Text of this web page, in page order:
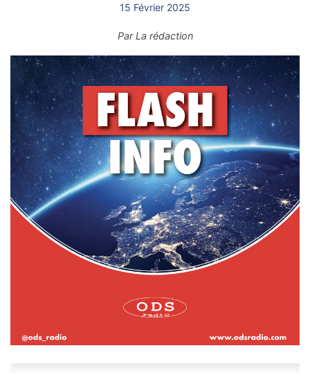
15 Février 2025
ParLa rédaction